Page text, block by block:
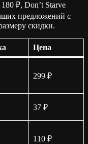
₽, Don’t Starve
предложений с
скидки.
Цена
299 ₽
37 ₽
110 ₽